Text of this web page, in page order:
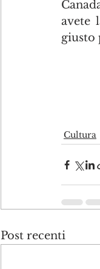
avete
giusto
Cultura
Post recenti